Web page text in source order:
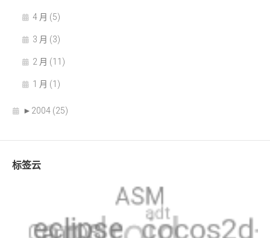
4 月 (5)
3 月 (3)
2 月 (11)
1 月 (1)
► 2004 (25)
标签云